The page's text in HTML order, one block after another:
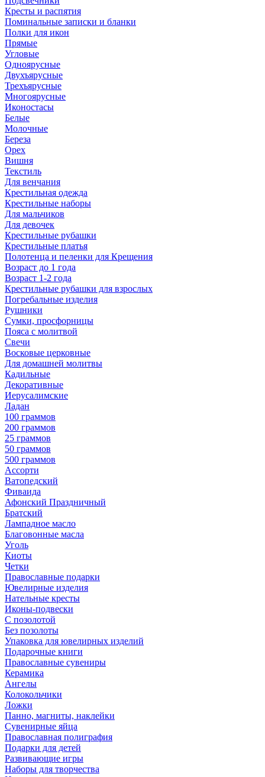
Кресты и распятия
Поминальные записки и бланки
Полки для икон
Прямые
Угловые
Одноярусные
Двухъярусные
Трехъярусные
Многоярусные
Иконостасы
Белые
Молочные
Береза
Орех
Вишня
Текстиль
Для венчания
Крестильная одежда
Крестильные наборы
Для мальчиков
Для девочек
Крестильные рубашки
Крестильные платья
Полотенца и пеленки для Крещения
Возраст до 1 года
Возраст 1-2 года
Крестильные рубашки для взрослых
Погребальные изделия
Рушники
Сумки, просфорницы
Пояса с молитвой
Свечи
Восковые церковные
Для домашней молитвы
Кадильные
Декоративные
Иерусалимские
Ладан
100 граммов
200 граммов
25 граммов
50 граммов
500 граммов
Ассорти
Ватопедский
Фиваида
Афонский Праздничный
Братский
Лампадное масло
Благовонные масла
Уголь
Киоты
Четки
Православные подарки
Ювелирные изделия
Нательные кресты
Иконы-подвески
С позолотой
Без позолоты
Упаковка для ювелирных изделий
Подарочные книги
Православные сувениры
Керамика
Ангелы
Колокольчики
Ложки
Панно, магниты, наклейки
Сувенирные яйца
Православная полиграфия
Подарки для детей
Развивающие игры
Наборы для творчества